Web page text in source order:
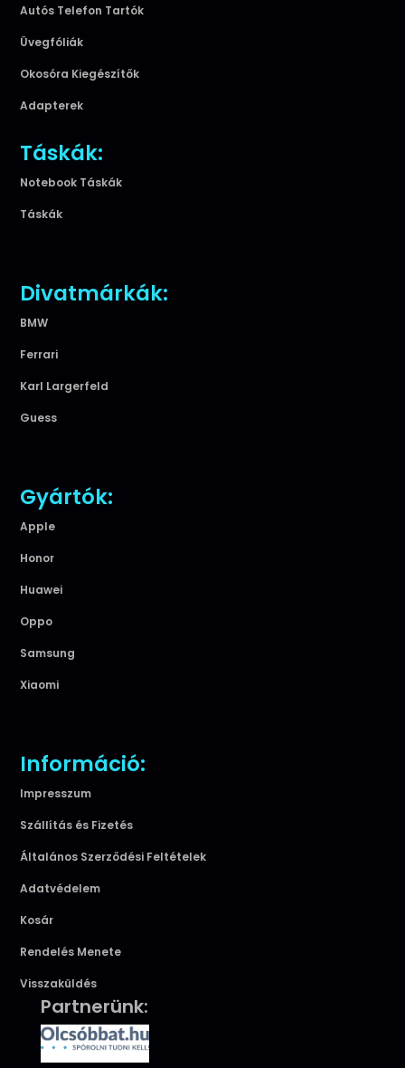
Autós Telefon Tartók
Üvegfóliák
Okosóra Kiegészítők
Adapterek
Táskák:
Notebook Táskák
Táskák
Divatmárkák:
BMW
Ferrari
Karl Largerfeld
Guess
Gyártók:
Apple
Honor
Huawei
Oppo
Samsung
Xiaomi
Információ:
Impresszum
Szállítás és Fizetés
Általános Szerződési Feltételek
Adatvédelem
Kosár
Rendelés Menete
Visszaküldés
Partnerünk: